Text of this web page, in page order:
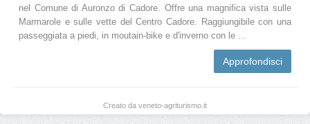
nel Comune di Auronzo di Cadore. Offre una magnifica vista sulle
Marmarole e sulle vette del Centro Cadore. Raggiungibile con una
passeggiata a piedi, in moutain-bike e d'inverno con le ...
Approfondisci
Creato da veneto-agriturismo.it